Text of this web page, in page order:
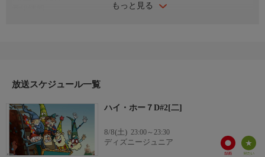
もっと見る
止！元気いっぱいの楽しい音楽と新鮮なタッチで描かれた全く新
放送スケジュール一覧
ハイ・ホー７D#2[二]
8/8(土) 23:00～23:30
ディズニージュニア